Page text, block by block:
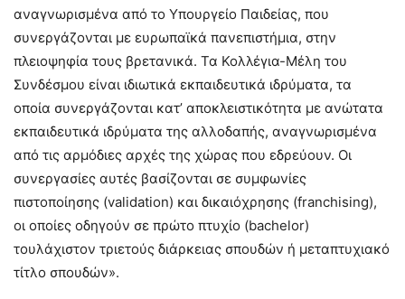
αναγνωρισμένα από το Υπουργείο Παιδείας, που
συνεργάζονται με ευρωπαϊκά πανεπιστήμια, στην
πλειοψηφία τους βρετανικά. Τα Κολλέγια-Μέλη του
Συνδέσμου είναι ιδιωτικά εκπαιδευτικά ιδρύματα, τα
οποία συνεργάζονται κατ’ αποκλειστικότητα με ανώτατα
εκπαιδευτικά ιδρύματα της αλλοδαπής, αναγνωρισμένα
από τις αρμόδιες αρχές της χώρας που εδρεύουν. Οι
συνεργασίες αυτές βασίζονται σε συμφωνίες
πιστοποίησης (validation) και δικαιόχρησης (franchising),
οι οποίες οδηγούν σε πρώτο πτυχίο (bachelor)
τουλάχιστον τριετούς διάρκειας σπουδών ή μεταπτυχιακό
τίτλο σπουδών».